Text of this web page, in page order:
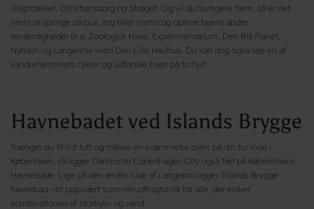
Glyptoteket, Christiansborg og Strøget. Og vil du hurtigere frem, så er det
nemt at springe på bus, tog eller metro og opleve byens andre
seværdigheder bl.a. Zoologisk Have, Experimentarium, Den Blå Planet,
Nyhavn og Langelinie med Den Lille Havfrue. Du kan dog også leje en af
vandrehjemmets cykler og udforske byen på to hjul!
Havnebadet ved Islands Brygge
Trænger du til lidt luft og måske en svømmetur oven på din tur inde i
København, så ligger Danhostel Copenhagen City også tæt på Københavns
Havnebade. Lige på den anden side af Langebro ligger Islands Brygge
havnebad - et populært sommerudflugtsmål for alle, der elsker
kombinationen af storbyliv og vand.